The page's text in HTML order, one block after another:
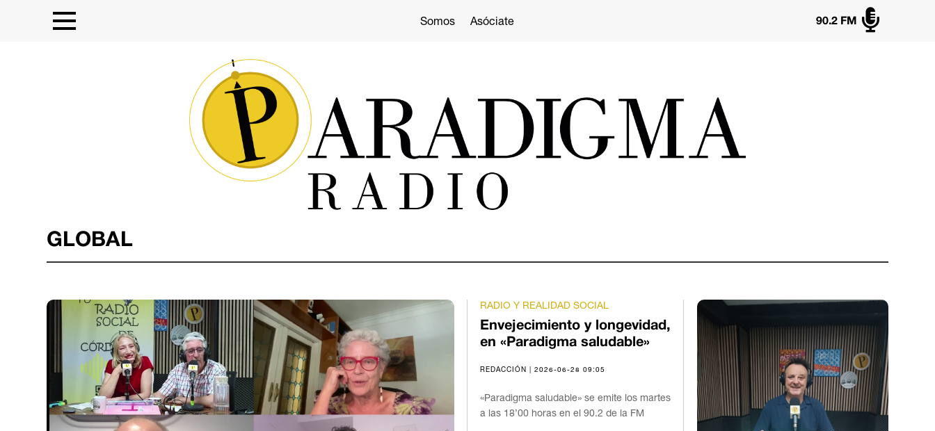
Somos Asóciate 
90.2 FM
GLOBAL
RADIO Y REALIDAD SOCIAL
Envejecimiento y longevidad,
en «Paradigma saludable»
REDACCIÓN | 2026-06-28 09:05
«Paradigma saludable» se emite los martes
a las 18’00 horas en el 90.2 de la FM